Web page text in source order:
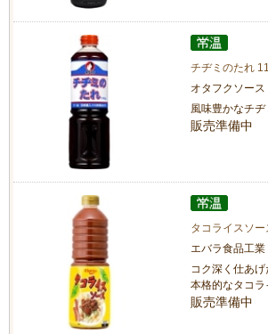
チヂミのたれ
オタフクソース
風味豊かなチ
販売準備中
タコライスソー
エバラ食品工業
コク深く仕あ
本格的なタコ
販売準備中